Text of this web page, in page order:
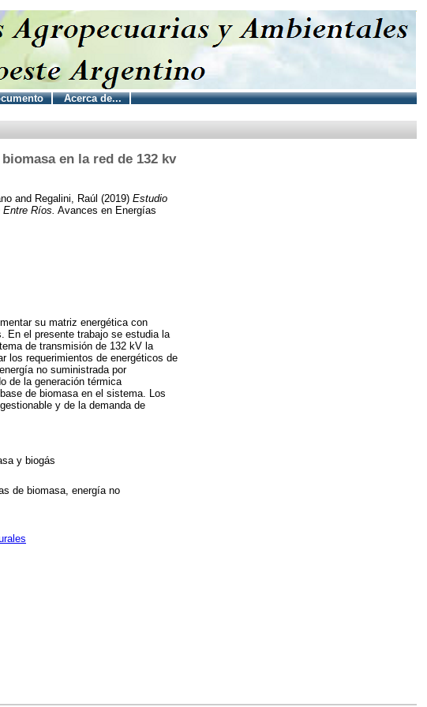
Acerca de...
en la red de 132 kv
and Regalini, Raúl (2019) Estudio
Ríos. Avances en Energías
su matriz energética con
En el presente trabajo se estudia la
de transmisión de 132 kV la
los requerimientos de energéticos de
no suministrada por
de la generación térmica
de biomasa en el sistema. Los
y de la demanda de
y biogás
de biomasa, energía no